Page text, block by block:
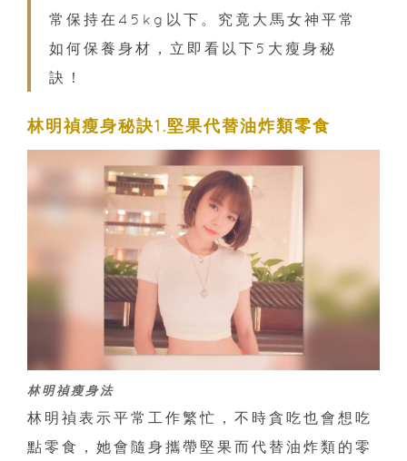
常保持在45kg以下。究竟大馬女神平常
如何保養身材，立即看以下5大瘦身秘
訣！
林明禎瘦身秘訣1.堅果代替油炸類零食
林明禎瘦身法
林明禎表示平常工作繁忙，不時貪吃也會想吃
點零食，她會隨身攜帶堅果而代替油炸類的零